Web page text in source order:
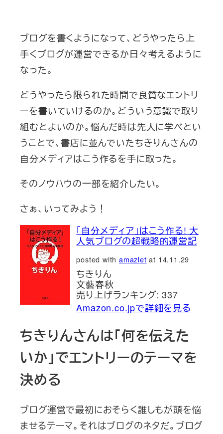
ブログを書くようになって、どうやったら上
手くブログが運営できるか日々考えるように
なった。
どうやったら限られた時間で良質なエントリ
ーを書いていけるのか。どういう意識で取り
組むとよいのか。悩んだ時は先人に学べとい
うことで、書店に並んでいたちきりんさんの
自分メディアはこう作るを手に取った。
そのノウハウの一部を紹介したい。
さぁ、いってみよう！
「自分メディア」はこう作る! 大
人気ブログの超戦略的運営記
posted with amazlet at 14.11.29
ちきりん
文藝春秋
売り上げランキング: 337
Amazon.co.jpで詳細を見る
ちきりんさんは「何を伝えた
いか」でエントリーのテーマを
決める
ブログ運営で最初におそらく誰しもが頭を悩
ませるテーマ。それはブログのネタだ。ブログ